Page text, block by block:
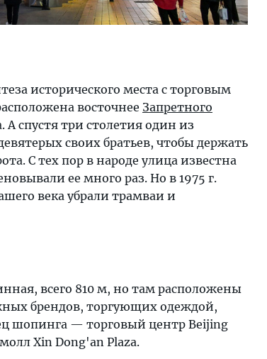
исторического места с торговым
восточнее Запретного
А спустя три столетия один из
своих братьев, чтобы держать
С тех пор в народе улица известна
ее много раз. Но в 1975 г.
века убрали трамваи и
всего 810 м, но там расположены
брендов, торгующих одеждой,
шопинга — торговый центр Beijing
Xin Dong'an Plaza.